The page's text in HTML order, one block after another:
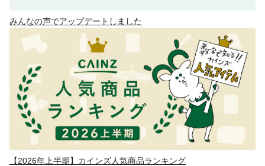
みんなの声でアップデートしました
【2026年上半期】カインズ人気商品ランキング